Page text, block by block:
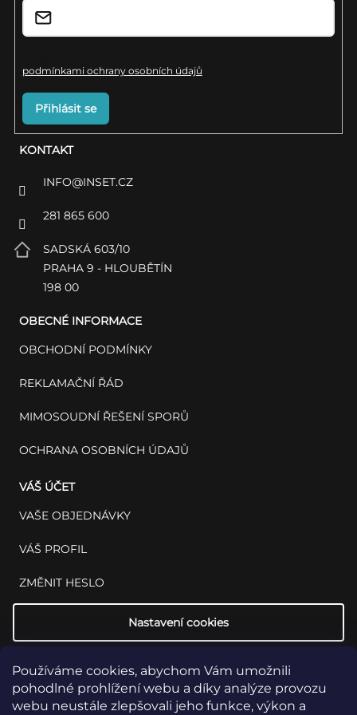
Používáme cookies, abychom Vám umožnili
pohodlné prohlížení webu a díky analýze provozu
webu neustále zlepšovali jeho funkce, výkon a
KONTAKT
INFO@INSET.CZ
281 865 600
SADSKÁ 603/10
PRAHA 9 - HLOUBĚTÍN
198 00
OBECNÉ INFORMACE
OBCHODNÍ PODMÍNKY
REKLAMAČNÍ ŘÁD
MIMOSOUDNÍ ŘEŠENÍ SPORŮ
OCHRANA OSOBNÍCH ÚDAJŮ
VÁŠ ÚČET
VAŠE OBJEDNÁVKY
VÁŠ PROFIL
ZMĚNIT HESLO
Nastavení cookies
podmínkami ochrany osobních údajů
Přihlásit se